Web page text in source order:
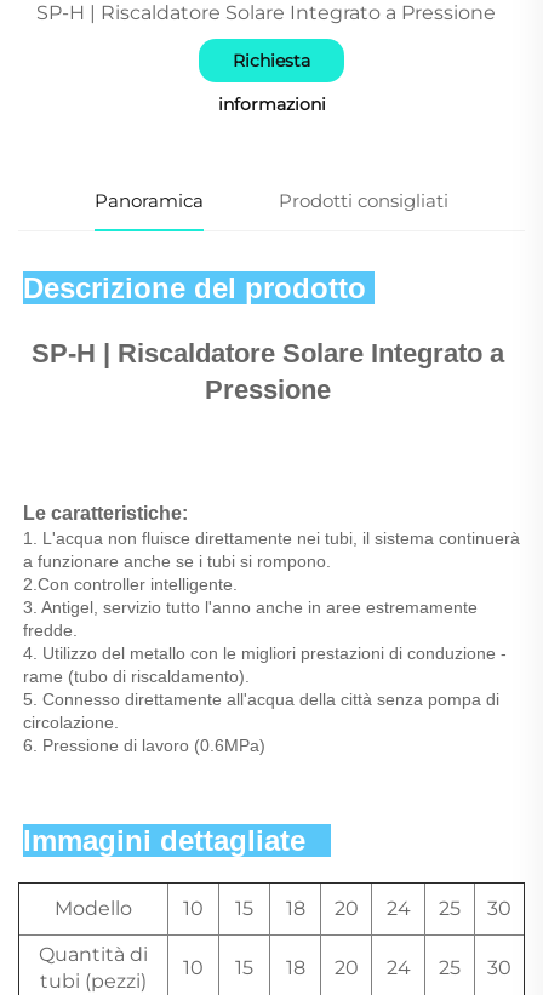
SP-H | Riscaldatore Solare Integrato a Pressione
Richiesta
informazioni
Panoramica Prodotti consigliati
Descrizione del prodotto
SP-H | Riscaldatore Solare Integrato a
Pressione
Le caratteristiche:
1. L'acqua non fluisce direttamente nei tubi, il sistema continuerà
a funzionare anche se i tubi si rompono.
2.Con controller intelligente.
3. Antigel, servizio tutto l'anno anche in aree estremamente
fredde.
4. Utilizzo del metallo con le migliori prestazioni di conduzione -
rame (tubo di riscaldamento).
5. Connesso direttamente all'acqua della città senza pompa di
circolazione.
6. Pressione di lavoro (0.6MPa)
Immagini dettagliate
Modello 10 15 18 20 24 25
30
Quantità di
tubi (pezzi)
10 15 18 20 24 25 30